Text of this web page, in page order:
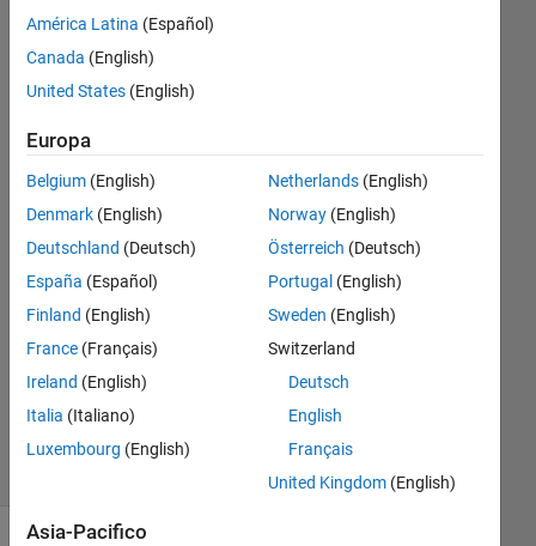
Joel
3 Ago
2021
1
Risposta
Risposta
accettata
Aggiornato
2021
29
Visualizzazioni
América Latina (Español)
Canada (English)
United States (English)
Europa
Belgium (English)
Denmark (English)
Deutschland (Deutsch)
España (Español)
Finland (English)
France (Français)
Ireland (English)
Italia (Italiano)
Luxembourg (English)
Netherlands(English)
Norway(English)
Österreich (Deutsch)
Portugal (English)
Sweden (English)
Switzerland
Deutsch
English
Français
United Kingdom(English)
Asia-Pacifico